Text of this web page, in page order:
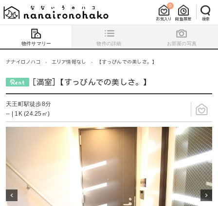
お気入り
0
閲覧履歴 検索
物件サマリー 物件の詳細 お部屋の写真
ナナイロノハコ › エリア情報なし › 【すっぴんでの美しさ。】
[満室]【すっぴんでの美しさ。】
天王町駅徒歩8分
-- | 1K (24.25㎡)